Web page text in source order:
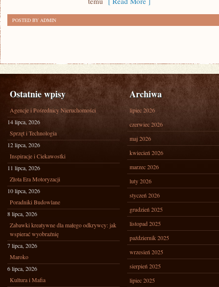
POSTED BY ADMIN
Ostatnie wpisy
Agencje i Pośrednicy Nieruchomości
14 lipca, 2026
Sprzęt i Technologia
12 lipca, 2026
Inspiracje i Ciekawostki
11 lipca, 2026
Złota Era Motoryzacji
10 lipca, 2026
Poradniki Budowlane
8 lipca, 2026
Zabawki kreatywne dla małego odkrywcy: jak
wspierać wyobraźnię
7 lipca, 2026
Maroko
6 lipca, 2026
Kultura i Mafia
Archiwa
lipiec 2026
czerwiec 2026
maj 2026
kwiecień 2026
marzec 2026
luty 2026
styczeń 2026
grudzień 2025
listopad 2025
październik 2025
wrzesień 2025
sierpień 2025
lipiec 2025